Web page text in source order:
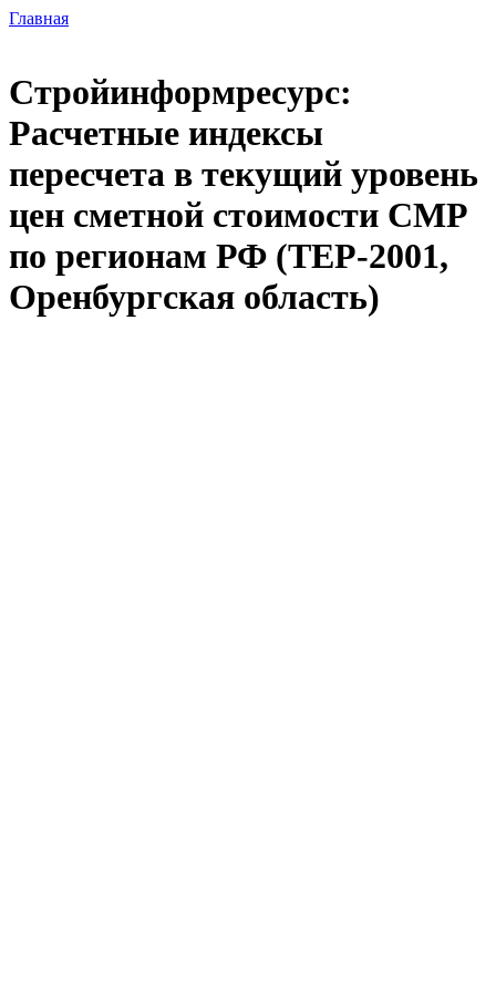
Главная
Стройинформресурс:
Расчетные индексы
пересчета в текущий уровень
цен сметной стоимости СМР
по регионам РФ (ТЕР-2001,
Оренбургская область)